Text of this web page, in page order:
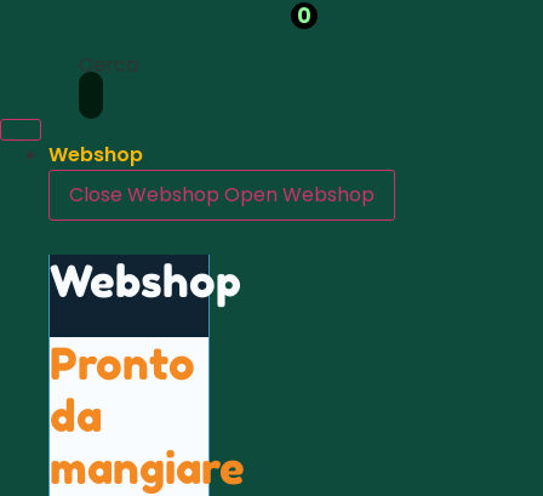
0
Cerca
Webshop
Close Webshop Open Webshop
Webshop
Pronto
da
mangiare